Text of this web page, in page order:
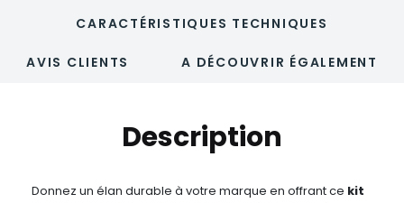
CARACTÉRISTIQUES TECHNIQUES
AVIS CLIENTS A DÉCOUVRIR ÉGALEMENT
Description
Donnez un élan durable à votre marque en offrant ce kit